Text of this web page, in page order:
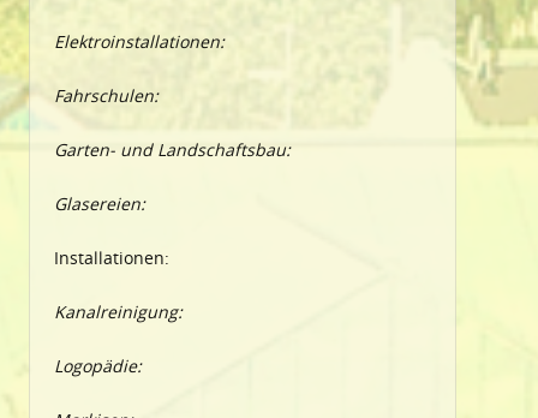
Elektroinstallationen:
Fahrschulen:
Garten- und Landschaftsbau:
Glasereien:
Installationen:
Kanalreinigung:
Logopädie: